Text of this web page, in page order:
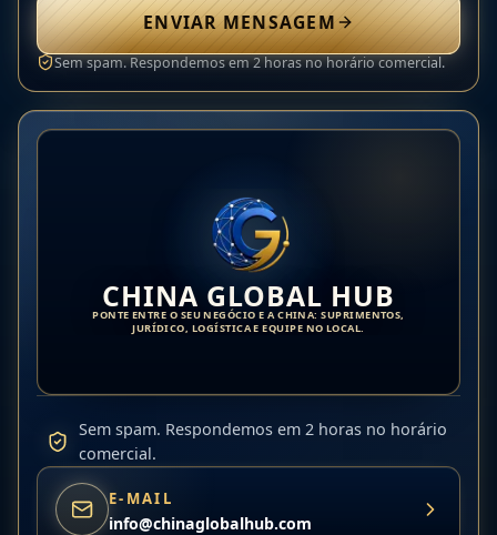
ENVIAR MENSAGEM
Sem spam. Respondemos em 2 horas no horário comercial.
CHINA GLOBAL HUB
PONTE ENTRE O SEU NEGÓCIO E A CHINA: SUPRIMENTOS,
JURÍDICO, LOGÍSTICA E EQUIPE NO LOCAL.
Sem spam. Respondemos em 2 horas no horário
comercial.
E-MAIL
info@chinaglobalhub.com